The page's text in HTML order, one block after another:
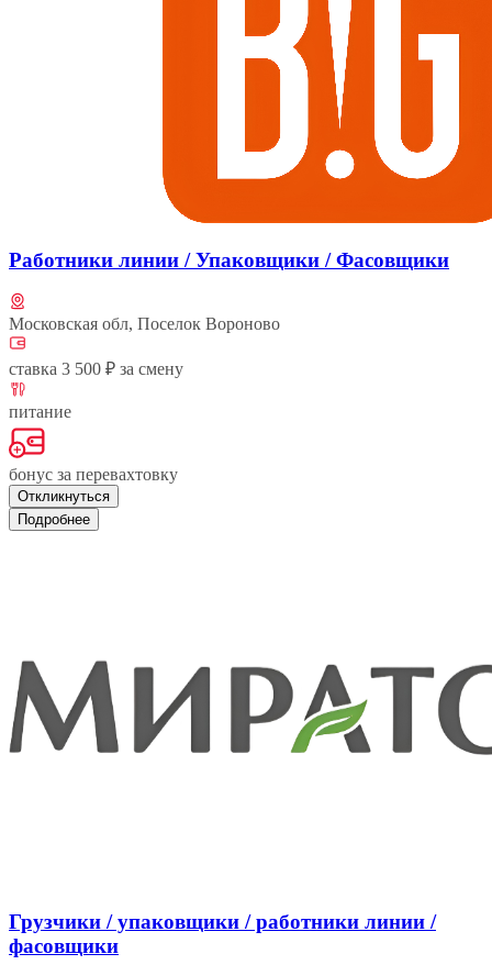
Работники линии / Упаковщики / Фасовщики
Московская обл, Поселок Вороново
ставка 3 500 ₽ за смену
питание
бонус за перевахтовку
Откликнуться
Подробнее
Грузчики / упаковщики / работники линии /
фасовщики